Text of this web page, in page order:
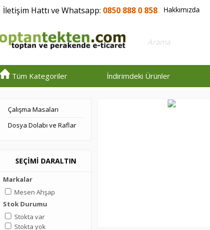
İletişim Hattı ve Whatsapp: 0850 888 0 858 Hakkımızda
Tüm Kategoriler İndirimdeki Ürünler
Çalışma Masaları
Dosya Dolabı ve Raflar
SEÇİMİ DARALTIN
Markalar
Mesen Ahşap
Stok Durumu
Stokta var
Stokta yok